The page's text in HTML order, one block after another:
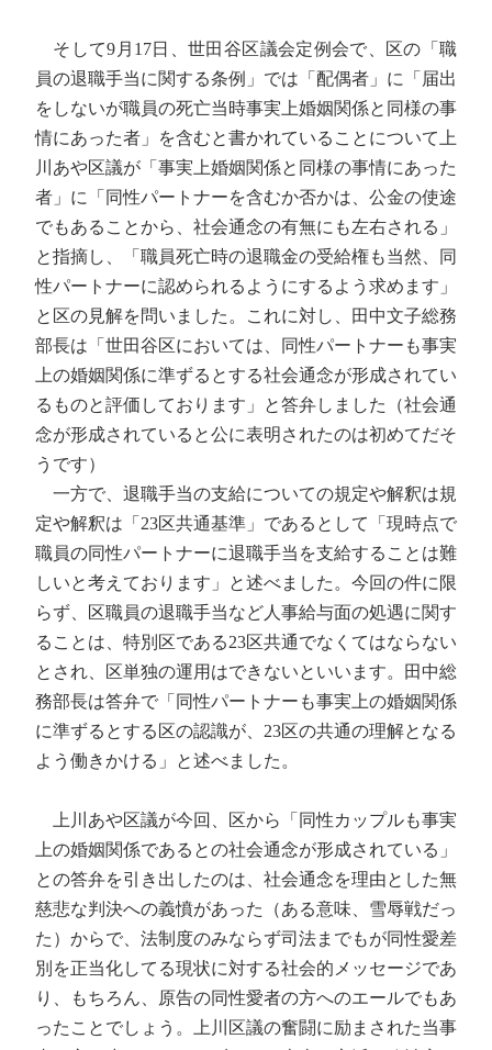
そして9月17日、世田谷区議会定例会で、区の「職
員の退職手当に関する条例」では「配偶者」に「届出
をしないが職員の死亡当時事実上婚姻関係と同様の事
情にあった者」を含むと書かれていることについて上
川あや区議が「事実上婚姻関係と同様の事情にあった
者」に「同性パートナーを含むか否かは、公金の使途
でもあることから、社会通念の有無にも左右される」
と指摘し、「職員死亡時の退職金の受給権も当然、同
性パートナーに認められるようにするよう求めます」
と区の見解を問いました。これに対し、田中文子総務
部長は「世田谷区においては、同性パートナーも事実
上の婚姻関係に準ずるとする社会通念が形成されてい
るものと評価しております」と答弁しました（社会通
念が形成されていると公に表明されたのは初めてだそ
うです）
一方で、退職手当の支給についての規定や解釈は規
定や解釈は「23区共通基準」であるとして「現時点で
職員の同性パートナーに退職手当を支給することは難
しいと考えております」と述べました。今回の件に限
らず、区職員の退職手当など人事給与面の処遇に関す
ることは、特別区である23区共通でなくてはならない
とされ、区単独の運用はできないといいます。田中総
務部長は答弁で「同性パートナーも事実上の婚姻関係
に準ずるとする区の認識が、23区の共通の理解となる
よう働きかける」と述べました。
上川あや区議が今回、区から「同性カップルも事実
上の婚姻関係であるとの社会通念が形成されている」
との答弁を引き出したのは、社会通念を理由とした無
慈悲な判決への義憤があった（ある意味、雪辱戦だっ
た）からで、法制度のみならず司法までもが同性愛差
別を正当化してる現状に対する社会的メッセージであ
り、もちろん、原告の同性愛者の方へのエールでもあ
ったことでしょう。上川区議の奮闘に励まされた当事